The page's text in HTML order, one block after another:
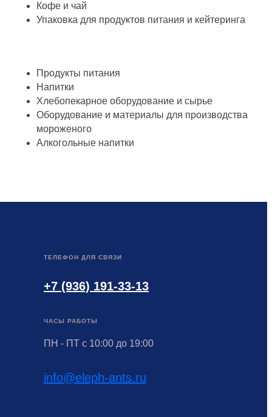
Кофе и чай
Упаковка для продуктов питания и кейтеринга
Продукты питания
Напитки
Хлебопекарное оборудование и сырье
Оборудование и материалы для производства
мороженого
Алкогольные напитки
ТЕЛЕФОН ДЛЯ СВЯЗИ
+7 (936) 191-33-13
ПН - ПТ с 10:00 до 19:00
info@eleph-ants.ru
ЧАСЫ РАБОТЫ